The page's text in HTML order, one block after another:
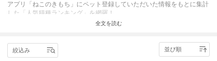
アプリ「ねこのきもち」にペット登録していただいた情報をもとに集計
した「人気猫種ランキング」を網羅！
※ご購入金額のうち3％を、公益社団法人アニマル・ドネーション様を
全文を読む
絞込み